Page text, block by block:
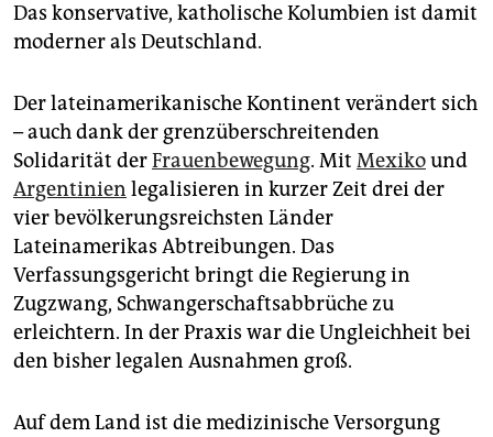
Das konservative, katholische Kolumbien ist damit
moderner als Deutschland.
Der lateinamerikanische Kontinent verändert sich
– auch dank der grenzüberschreitenden
Solidarität derFrauenbewegung. Mit Mexikound
Argentinien legalisieren in kurzer Zeit drei der
vier bevölkerungsreichsten Länder
Lateinamerikas Abtreibungen. Das
Verfassungsgericht bringt die Regierung in
Zugzwang, Schwangerschaftsabbrüche zu
erleichtern. In der Praxis war die Ungleichheit bei
den bisher legalen Ausnahmen groß.
Auf dem Land ist die medizinische Versorgung